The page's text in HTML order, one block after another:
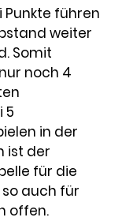
führen
weiter
Somit
noch 4
5
in der
ist der
für die
auch für
offen.